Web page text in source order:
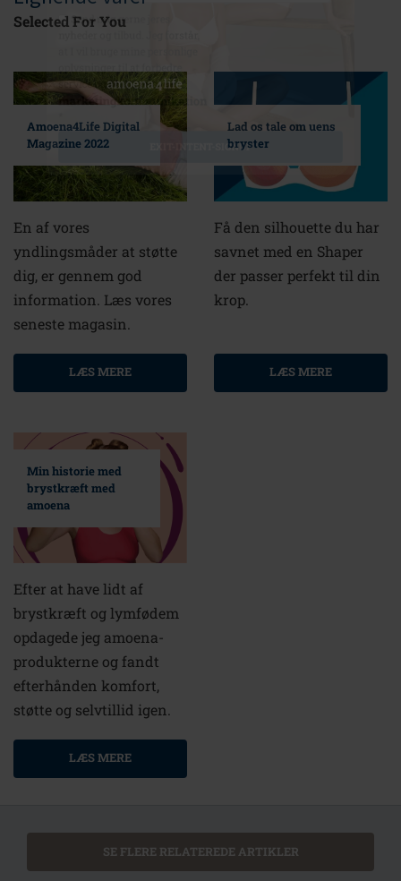
Send mig gerne jeres
oplysninger til at forbedre
service og sende mig
marketingkommunikation
*
EXIT-INTENT-SIGNUP
Selected For You
Amoena4Life Digital
Magazine 2022
En af vores
yndlingsmåder at støtte
dig, er gennem god
information. Læs vores
seneste magasin.
LÆS MERE
Lad os tale om uens
bryster
Få den silhouette du har
savnet med en Shaper
der passer perfekt til din
krop.
LÆS MERE
Min historie med
brystkræft med
amoena
Efter at have lidt af
brystkræft og lymfødem
opdagede jeg amoena-
produkterne og fandt
efterhånden komfort,
støtte og selvtillid igen.
LÆS MERE
SE FLERE RELATEREDE ARTIKLER